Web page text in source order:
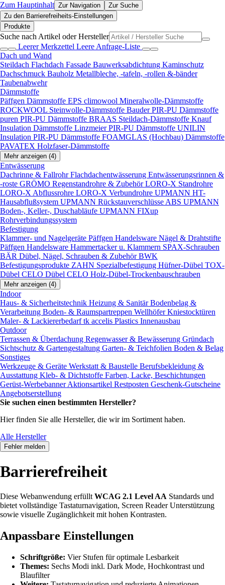
Zum Hauptinhalt Zur Navigation
Zur Suche
Zu den Barrierefreiheits-Einstellungen
Produkte
Suche nach Artikel oder Hersteller
Leerer Merkzettel Leere Anfrage-Liste
Dach und Wand
Steildach Flachdach Fassade Bauwerksabdichtung Kaminschutz
Dachschmuck Bauholz Metallbleche, -tafeln, -rollen &-bänder
Taubenabwehr
Dämmstoffe
Päffgen Dämmstoffe EPS climowool Mineralwolle-Dämmstoffe
ROCKWOOL Steinwolle-Dämmstoffe Bauder PIR-PU Dämmstoffe
puren PIR-PU Dämmstoffe BRAAS Steildach-Dämmstoffe Knauf
Insulation Dämmstoffe Linzmeier PIR-PU Dämmstoffe UNILIN
Insulation PIR-PU Dämmstoffe FOAMGLAS (Hochbau) Dämmstoffe
PAVATEX Holzfaser-Dämmstoffe
Mehr anzeigen (4)
Entwässerung
Dachrinne & FallrohrFlachdachentwässerung Entwässerungsrinnen &
-roste GRÖMO Regenstandrohre & ZubehörLORO-X Standrohre
LORO-X Abflussrohre LORO-X Verbundrohre UPMANN HT-
Hausabflußsystem UPMANN Rückstauverschlüsse ABS UPMANN
Boden-, Keller-, Duschabläufe UPMANN FIXup
Rohrverbindungssystem
Befestigung
Klammer- und Nagelgeräte Päffgen Handelsware Nägel & Drahtstifte
Päffgen Handelsware Hammertacker u. Klammern SPAX-Schrauben
BÄR Dübel, Nägel, Schrauben & ZubehörBWK
Befestigungsprodukte ZAHN Spezialbefestigung Hüfner-Dübel TOX-
Dübel CELO Dübel CELO Holz-Dübel-Trockenbauschrauben
Mehr anzeigen (4)
Indoor
Haus- & Sicherheitstechnik Heizung & SanitärBodenbelag &
Verarbeitung Boden- & Raumspartreppen Wellhöfer Kniestocktüren
Maler- & Lackiererbedarftk accelis Plastics Innenausbau
Outdoor
Terrassen & Überdachung Regenwasser & Bewässerung Gründach
Sichtschutz & Gartengestaltung Garten- & Teichfolien Boden & Belag
Sonstiges
Werkzeuge & Geräte Werkstatt & Baustelle Berufsbekleidung &
Ausstattung Kleb- & Dichtstoffe Farben, Lacke, Beschichtungen
Gerüst-WerbebannerAktionsartikel Restposten Geschenk-Gutscheine
Angebotserstellung
Sie suchen einen bestimmten Hersteller?
Hier finden Sie alle Hersteller, die wir im Sortiment haben.
Alle Hersteller
Fehler melden
Barrierefreiheit
Diese Webanwendung erfüllt WCAG 2.1 Level AA Standards und
bietet vollständige Tastaturnavigation, Screen Reader Unterstützung
sowie visuelle Zugänglichkeit mit hohen Kontrasten.
Anpassbare Einstellungen
Schriftgröße: Vier Stufen für optimale Lesbarkeit
Themes: Sechs Modi inkl. Dark Mode, Hochkontrast und
Blaufilter